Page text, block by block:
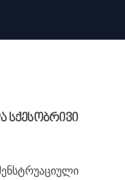
სქესობრივი